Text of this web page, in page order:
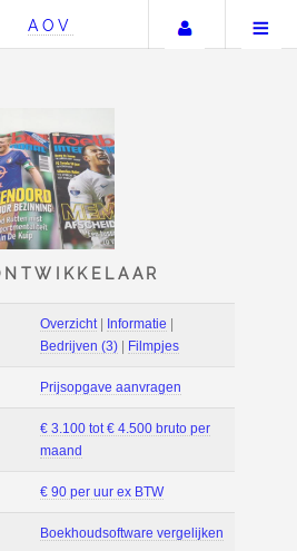
AOV Uw
APP-
Prijsopgave